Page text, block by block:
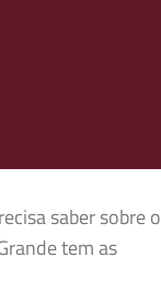
saber sobre o
tem as